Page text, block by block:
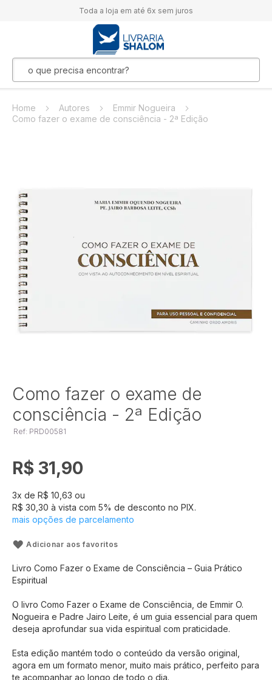
Toda a loja em até 6x sem juros
Home Autores
Emmir Nogueira
Como fazer o exame de consciência - 2ª Edição
Galeria
de
imagens
Saltar
para
o
da
de
imagens
Como fazer o exame de
consciência - 2ª Edição
Ref: PRD00581
R$ 31,90
3x de R$ 10,63 ou
R$ 30,30 à vista com 5% de desconto no PIX.
mais opções de parcelamento
Adicionar aos favoritos
Livro Como Fazer o Exame de Consciência – Guia Prático
Espiritual
O livro Como Fazer o Exame de Consciência, de Emmir O.
Nogueira e Padre Jairo Leite, é um guia essencial para quem
deseja aprofundar sua vida espiritual com praticidade.
Esta edição mantém todo o conteúdo da versão original,
agora em um formato menor, muito mais prático, perfeito para
te acompanhar ao longo de todo o dia.